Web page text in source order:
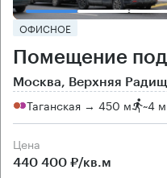
ОФИСНОЕ
Помещение
Москва, Верхняя
Таганская → 450 м ~4
Цена
440 400 ₽/кв.м